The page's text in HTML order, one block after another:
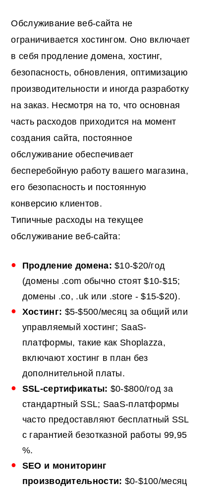
Обслуживание веб-сайта не
ограничивается хостингом. Оно включает
в себя продление домена, хостинг,
безопасность, обновления, оптимизацию
производительности и иногда разработку
на заказ. Несмотря на то, что основная
часть расходов приходится на момент
создания сайта, постоянное
обслуживание обеспечивает
бесперебойную работу вашего магазина,
его безопасность и постоянную
конверсию клиентов.
Типичные расходы на текущее
обслуживание веб-сайта:
Продление домена: $10-$20/год
(домены .com обычно стоят $10-$15;
домены .co, .uk или .store - $15-$20).
Хостинг: $5-$500/месяц за общий или
управляемый хостинг; SaaS-
платформы, такие как Shoplazza,
включают хостинг в план без
дополнительной платы.
SSL-сертификаты: $0-$800/год за
стандартный SSL; SaaS-платформы
часто предоставляют бесплатный SSL
с гарантией безотказной работы 99,95
%.
SEO и мониторинг
производительности: $0-$100/месяц